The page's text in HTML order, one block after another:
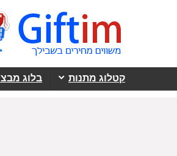
קטלוג מתנות בלוג